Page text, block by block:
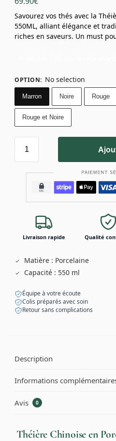
Savourez vos thés avec la
550ML, alliant élégance et
riches en saveurs. Un must
OPTION: No selection
Marron Noire Rouge
Rouge et Noire
Livraison rapide Qualité
Matière : Porcelaine
Capacité : 550 ml
Équipe à votre écoute
Colis préparés avec soin
Retour sans complications
Description
Informations
Avis 0
Théière Chinoise en